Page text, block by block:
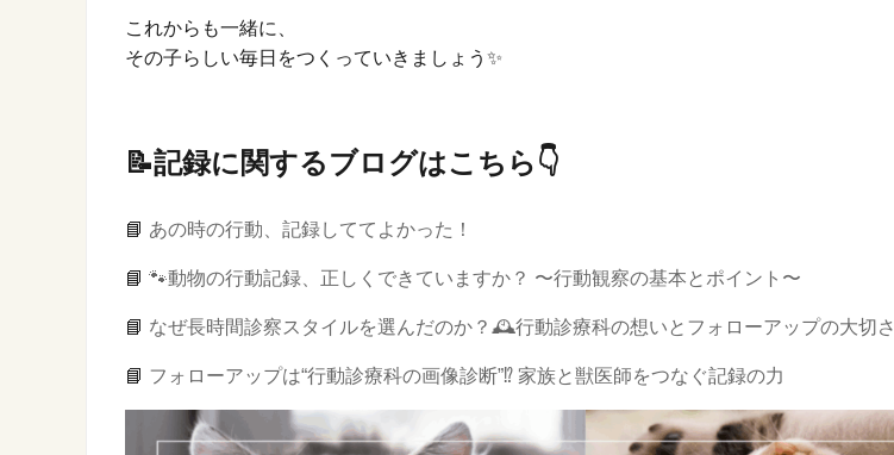
これからも一緒に、
その子らしい毎日をつくっていきましょう✨
📝記録に関するブログはこちら👇
📘 あの時の行動、記録しててよかった！
📘 🐾動物の行動記録、正しくできていますか？ 〜行動観察の基本とポイント〜
📘 なぜ長時間診察スタイルを選んだのか？🕰️行動診療科の想いとフォローアップの大切さ
📘 フォローアップは“行動診療科の画像診断”⁉️ 家族と獣医師をつなぐ記録の力